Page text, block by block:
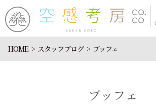
HOME スタッフブログ ブッフェ
ブッフェ